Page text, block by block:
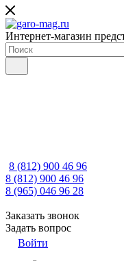
Интернет-магазин
8 (812) 900 46 96
8 (812) 900 46 96
8 (965) 046 96 28
Заказать звонок
Задать вопрос
Войти